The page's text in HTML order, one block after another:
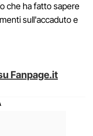
che ha fatto sapere
sull'accaduto e
Fanpage.it